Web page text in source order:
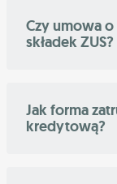
Czy umowa
składek ZUS?
Jak forma
kredytową?